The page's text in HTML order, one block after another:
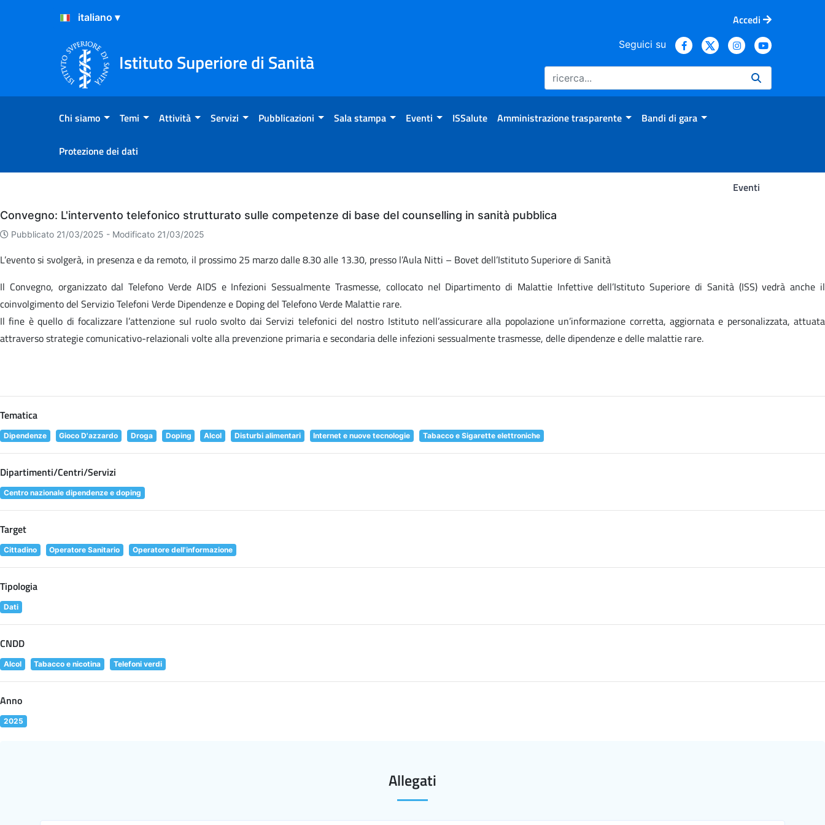
Salta al Contenuto
Salta al Footer
Accedi
Istituto Superiore di Sanità
Seguici su
Chi siamo Temi Attività Servizi Pubblicazioni Sala stampa Eventi ISSalute Amministrazione trasparente Bandi di gara
Protezione dei dati
Eventi
Eventi
Convegno: L'intervento telefonico strutturato sulle competenze di base del counselling in sanità pubblica
Pubblicato 21/03/2025 - Modificato 21/03/2025
L’evento si svolgerà, in presenza e da remoto, il prossimo 25 marzo dalle 8.30 alle 13.30, presso l’Aula Nitti – Bovet dell’Istituto Superiore di Sanità
Il Convegno, organizzato dal Telefono Verde AIDS e Infezioni Sessualmente Trasmesse, collocato nel Dipartimento di Malattie Infettive dell’Istituto Superiore di Sanità (ISS) vedrà anche il
coinvolgimento del Servizio Telefoni Verde Dipendenze e Doping del Telefono Verde Malattie rare.
Il fine è quello di focalizzare l’attenzione sul ruolo svolto dai Servizi telefonici del nostro Istituto nell’assicurare alla popolazione un’informazione corretta, aggiornata e personalizzata, attuata
attraverso strategie comunicativo-relazionali volte alla prevenzione primaria e secondaria delle infezioni sessualmente trasmesse, delle dipendenze e delle malattie rare.
Tematica
Dipendenze Gioco D'azzardo Droga Doping Alcol Disturbi alimentari Internet e nuove tecnologie Tabacco e Sigarette elettroniche
Dipartimenti/Centri/Servizi
Centro nazionale dipendenze e doping
Target
Cittadino Operatore Sanitario Operatore dell'informazione
Tipologia
Dati
CNDD
Alcol Tabacco e nicotina Telefoni verdi
Anno
2025
Allegati